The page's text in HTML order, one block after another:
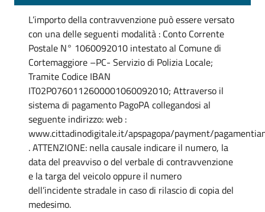
L’importo della contravvenzione può essere versato
con una delle seguenti modalità : Conto Corrente
Postale N° 1060092010 intestato al Comune di
Cortemaggiore –PC- Servizio di Polizia Locale;
Tramite Codice IBAN
IT02P0760112600001060092010; Attraverso il
sistema di pagamento PagoPA collegandosi al
seguente indirizzo: web :
www.cittadinodigitale.it/apspagopa/payment/
. ATTENZIONE: nella causale indicare il numero, la
data del preavviso o del verbale di contravvenzione
e la targa del veicolo oppure il numero
dell’incidente stradale in caso di rilascio di copia del
medesimo.